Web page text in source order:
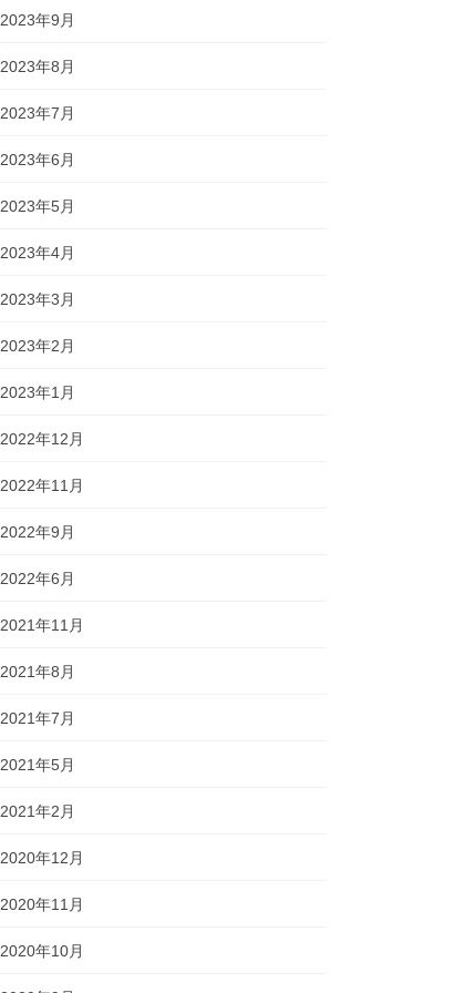
2023年9月
2023年8月
2023年7月
2023年6月
2023年5月
2023年4月
2023年3月
2023年2月
2023年1月
2022年12月
2022年11月
2022年9月
2022年6月
2021年11月
2021年8月
2021年7月
2021年5月
2021年2月
2020年12月
2020年11月
2020年10月